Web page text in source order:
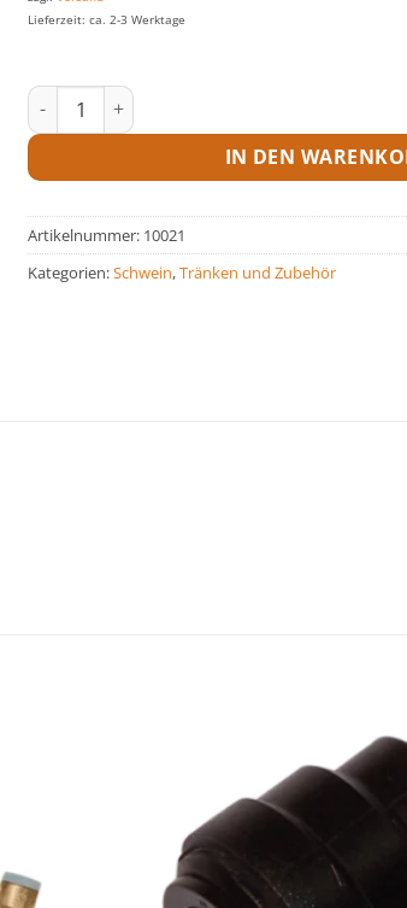
Lieferzeit: ca. 2-3 Werktage
Winkel / Reduzierwinkel Menge
IN DEN
Artikelnummer: 10021
Kategorien:Schwein,Tränken und Zubehör